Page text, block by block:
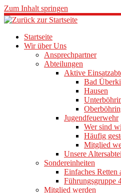
Zum Inhalt springen
Startseite
Wir über Uns
Ansprechpartner
Abteilungen
Aktive
Bad
Hausen
Jugendfeuerwehr
Wer sind
Häufig
Mitglied
Unsere
Sondereinheiten
Einfaches
Führungsgruppe
Mitglied werden